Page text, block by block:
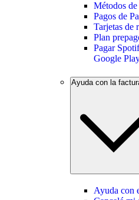
Métodos de
Pagos de
Tarjetas de
Plan
Pagar
Google
Ayuda con la
Ayuda con